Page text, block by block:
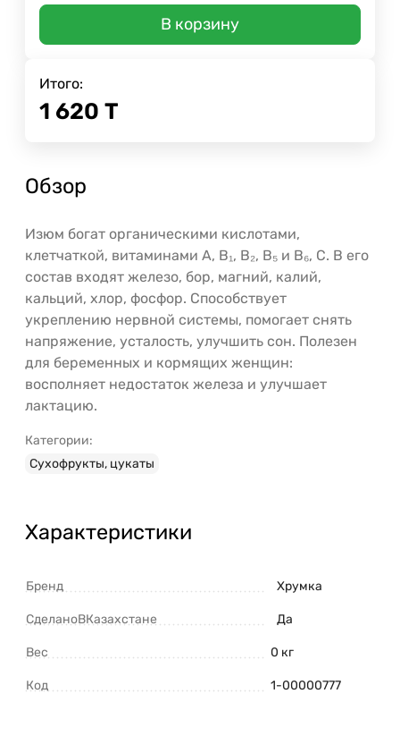
В корзину
Итого:
1 620 Т
Обзор
Изюм богат органическими кислотами,
клетчаткой, витаминами А, B₁, B₂, B₅ и B₆, С. В его
состав входят железо, бор, магний, калий,
кальций, хлор, фосфор. Способствует
укреплению нервной системы, помогает снять
напряжение, усталость, улучшить сон. Полезен
для беременных и кормящих женщин:
восполняет недостаток железа и улучшает
лактацию.
Категории:
Сухофрукты, цукаты
Характеристики
Бренд Хрумка
СделаноВКазахстане Да
Вес 0 кг
Код 1-00000777